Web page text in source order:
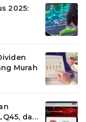
2025:
Murah
dan